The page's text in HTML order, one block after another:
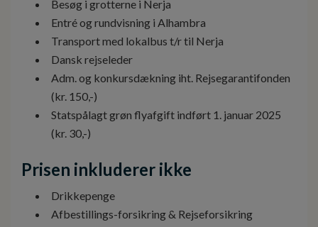
Besøg i grotterne i Nerja
Entré og rundvisning i Alhambra
Transport med lokalbus t/r til Nerja
Dansk rejseleder
Adm. og konkursdækning iht. Rejsegarantifonden
(kr. 150,-)
Statspålagt grøn flyafgift indført 1. januar 2025
(kr. 30,-)
Prisen inkluderer ikke
Drikkepenge
Afbestillings-forsikring & Rejseforsikring